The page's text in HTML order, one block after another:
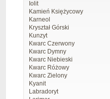
Iolit
Kamień Księżycowy
Karneol
Kryształ Górski
Kunzyt
Kwarc Czerwony
Kwarc Dymny
Kwarc Niebieski
Kwarc Różowy
Kwarc Zielony
Kyanit
Labradoryt